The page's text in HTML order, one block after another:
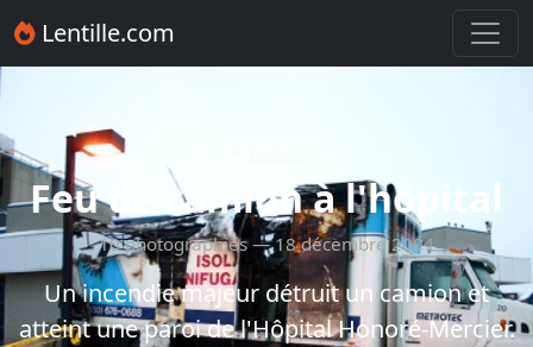
Lentille.com
Feu de camion à l'hôpital
10 photographies — 18 décembre 2004
Un incendie majeur détruit un camion et
atteint une paroi de l'Hôpital Honoré-Mercier.